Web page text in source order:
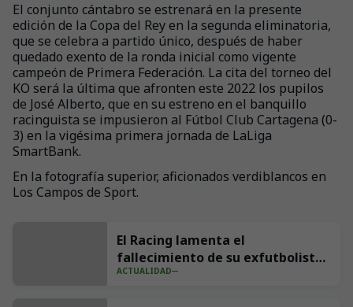
El conjunto cántabro se estrenará en la presente
edición de la Copa del Rey en la segunda eliminatoria,
que se celebra a partido único, después de haber
quedado exento de la ronda inicial como vigente
campeón de Primera Federación. La cita del torneo del
KO será la última que afronten este 2022 los pupilos
de José Alberto, que en su estreno en el banquillo
racinguista se impusieron al Fútbol Club Cartagena (0-
3) en la vigésima primera jornada de LaLiga
SmartBank.
En la fotografía superior, aficionados verdiblancos en
Los Campos de Sport.
El Racing lamenta el
fallecimiento de su exfutbolista
Andrés Parada ‘Suco’
ACTUALIDAD